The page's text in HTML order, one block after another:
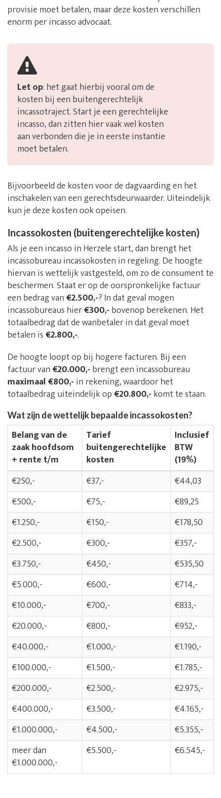
provisie moet betalen, maar deze kosten verschillen
enorm per incasso advocaat.
Let op: het gaat hierbij vooral om de
kosten bij een buitengerechtelijk
incassotraject. Start je een gerechtelijke
incasso, dan zitten hier vaak wel kosten
aan verbonden die je in eerste instantie
moet betalen.
Bijvoorbeeld de kosten voor de dagvaarding en het
inschakelen van een gerechtsdeurwaarder. Uiteindelijk
kun je deze kosten ook opeisen.
Incassokosten (buitengerechtelijke kosten)
Als je een incasso in Herzele start, dan brengt het
incassobureau incassokosten in regeling. De hoogte
hiervan is wettelijk vastgesteld, om zo de consument te
beschermen. Staat er op de oorspronkelijke factuur
een bedrag van €2.500,-? In dat geval mogen
incassobureaus hier€300,- bovenop berekenen. Het
totaalbedrag dat de wanbetaler in dat geval moet
betalen is €2.800,-.
De hoogte loopt op bij hogere facturen. Bij een
factuur van €20.000,- brengt een incassobureau
maximaal €800,- in rekening, waardoor het
totaalbedrag uiteindelijk op €20.800,- komt te staan.
Wat zijn de wettelijk bepaalde incassokosten?
Belang van de
zaak hoofdsom
+ rente t/m
Tarief
buitengerechtelijke
kosten
Inclusief
BTW
(19%)
€250,-
€37,-
€44,03
€500,-
€75,-
€89,25
€1.250,-
€150,-
€178,50
€2.500,-
€300,-
€357,-
€3.750,-
€450,-
€535,50
€5.000,-
€600,-
€714,-
€10.000,-
€700,-
€833,-
€20.000,-
€800,-
€952,-
€40.000,-
€1.000,-
€1.190,-
€100.000,-
€1.500,-
€1.785,-
€200.000,-
€2.500,-
€2.975,-
€400.000,-
€3.500,-
€4.165,-
€1.000.000,-
€4.500,-
€5.355,-
meer dan
€1.000.000,-
€5.500,- €6.545,-